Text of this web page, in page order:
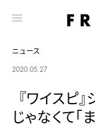
ニュース
2020.05.27
『ワイスピ
じゃなくて